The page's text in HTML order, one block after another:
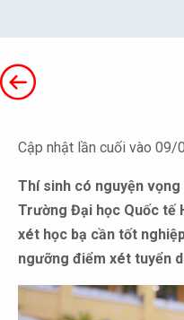
Cập nhật lần cuối vào 09/
Thí sinh có nguyện
Trường Đại học Quốc tế
xét học bạ cần tốt
ngưỡng điểm xét tuyển